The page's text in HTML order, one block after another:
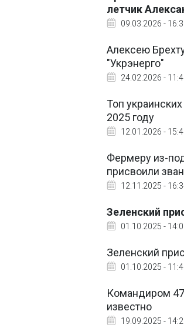
летчик
09.03.2026 -
Алексею
"Укрэнерго"
24.02.2026 -
Топ
2025 году
12.01.2026 -
Фермеру из-
присвоили
12.11.2025 -
Зеленский
01.10.2025 -
Зеленский
01.10.2025 -
Командиром
известно
19.09.2025 -